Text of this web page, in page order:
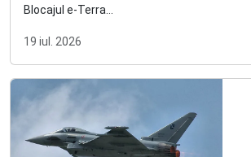
Blocajul e-Terra...
19 iul. 2026